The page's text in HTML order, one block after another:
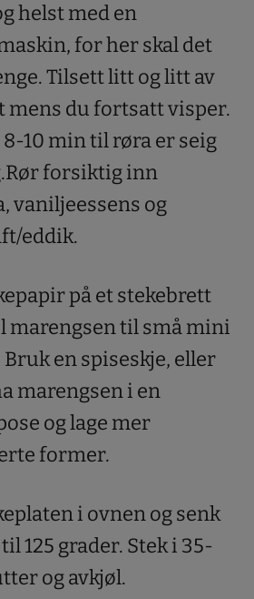
helst med en
for her skal det
Tilsett litt og litt av
mens du fortsatt visper.
8-10 min til røra er seig
forsiktig inn
vaniljeessens og
eddik.
på et stekebrett
marengsen til små mini
Bruk en spiseskje, eller
marengsen i en
og lage mer
former.
i ovnen og senk
125 grader. Stek i 35-
og avkjøl.